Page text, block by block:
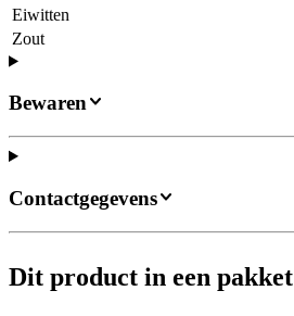
Eiwitten
Zout
Bewaren
Contactgegevens
Dit product in een pakket